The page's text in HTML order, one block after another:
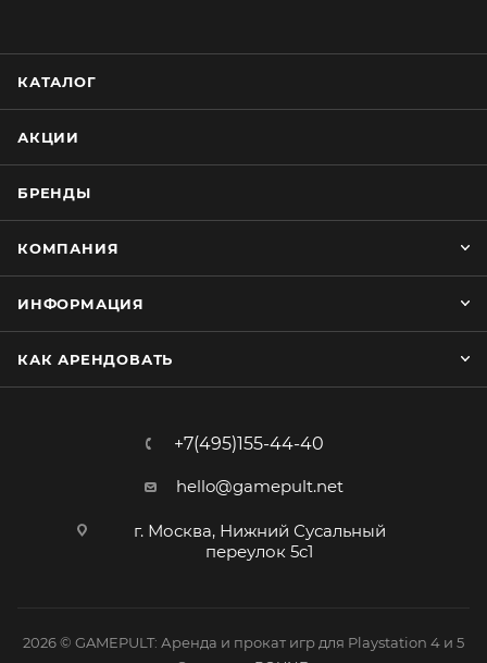
КАТАЛОГ
АКЦИИ
БРЕНДЫ
КОМПАНИЯ
ИНФОРМАЦИЯ
КАК АРЕНДОВАТЬ
+7(495)155-44-40
hello@gamepult.net
г. Москва, Нижний Сусальный
переулок 5с1
2026 © GAMEPULT: Аренда и прокат игр для Playstation 4 и 5